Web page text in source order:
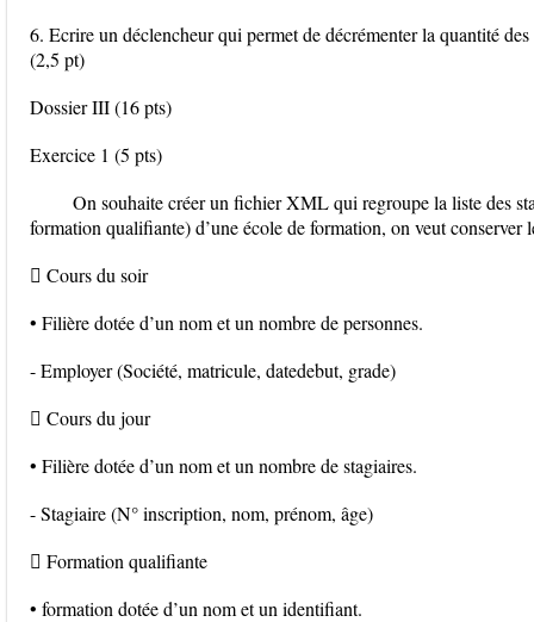
6. Ecrire un déclencheur qui permet de décrémenter la quantité
(2,5 pt)
Dossier III (16 pts)
Exercice 1 (5 pts)
On souhaite créer un fichier XML qui regroupe la liste des
formation qualifiante) d’une école de formation, on veut conserver
 Cours du soir
• Filière dotée d’un nom et un nombre de personnes.
- Employer (Société, matricule, datedebut, grade)
 Cours du jour
• Filière dotée d’un nom et un nombre de stagiaires.
- Stagiaire (N° inscription, nom, prénom, âge)
 Formation qualifiante
• formation dotée d’un nom et un identifiant.